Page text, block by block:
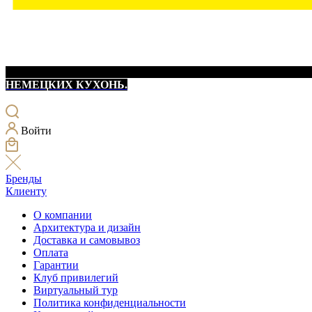
НЕМЕЦКИХ КУХОНЬ.
Войти
Бренды
Клиенту
О компании
Архитектура и дизайн
Доставка и самовывоз
Оплата
Гарантии
Клуб привилегий
Виртуальный тур
Политика конфиденциальности